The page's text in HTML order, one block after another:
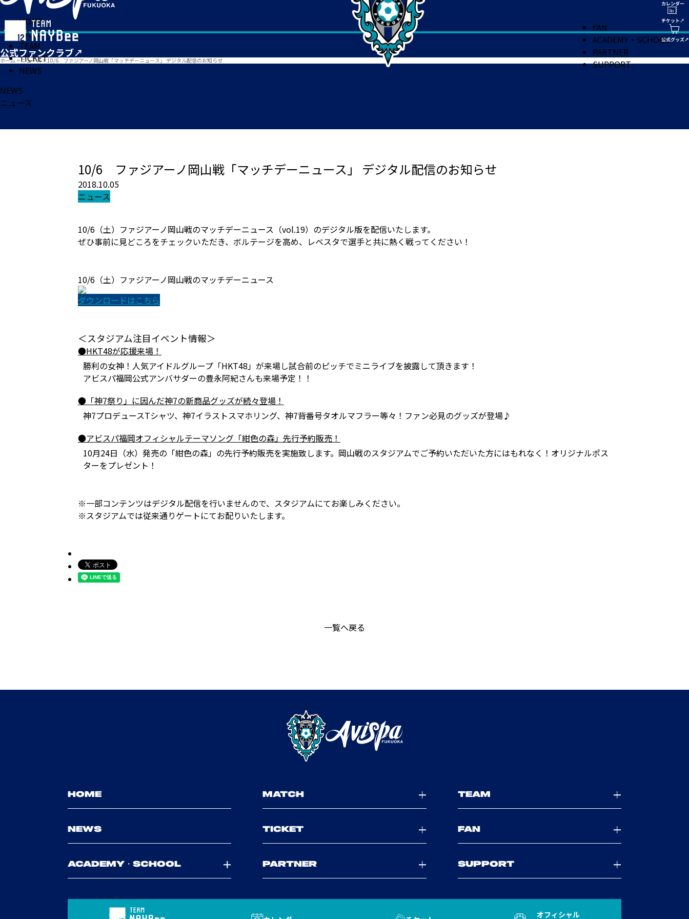
HOME
MATCH
TEAM
TICKET
NEWS
FAN
ACADEMY・SCHOOL
PARTNER
SUPPORT
ホーム > ニュース> 10/6 ファジアーノ岡山戦「マッチデーニュース」 デジタル配信のお知らせ
NEWS
ニュース
10/6 ファジアーノ岡山戦「マッチデーニュース」 デジタル配信のお知らせ
2018.10.05
ニュース
10/6（土）ファジアーノ岡山戦のマッチデーニュース（vol.19）のデジタル版を配信いたします。
ぜひ事前に見どころをチェックいただき、ボルテージを高め、レベスタで選手と共に熱く戦ってください！
10/6（土）ファジアーノ岡山戦のマッチデーニュース
ダウンロードはこちら
＜スタジアム注目イベント情報＞
●HKT48が応援来場！
勝利の女神！人気アイドルグループ「HKT48」が来場し試合前のピッチでミニライブを披露して頂きます！
アビスパ福岡公式アンバサダーの豊永阿紀さんも来場予定！！
●「神7祭り」に因んだ神7の新商品グッズが続々登場！
神7プロデュースTシャツ、神7イラストスマホリング、神7背番号タオルマフラー等々！ファン必見のグッズが登場♪
●アビスパ福岡オフィシャルテーマソング「紺色の森」先行予約販売！
10月24日（水）発売の「紺色の森」の先行予約販売を実施致します。岡山戦のスタジアムでご予約いただいた方にはもれなく！オリジナルポス
ターをプレゼント！
※一部コンテンツはデジタル配信を行いませんので、スタジアムにてお楽しみください。
※スタジアムでは従来通りゲートにてお配りいたします。
一覧へ戻る
HOME MATCH TEAM
NEWS TICKET FAN
ACADEMY・SCHOOL PARTNER SUPPORT
オフィシャル